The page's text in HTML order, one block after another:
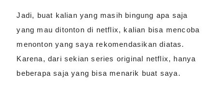
Jadi, buat kalian yang masih bingung apa saja
yang mau ditonton di netflix, kalian bisa mencoba
menonton yang saya rekomendasikan diatas.
Karena, dari sekian series original netflix, hanya
beberapa saja yang bisa menarik buat saya.